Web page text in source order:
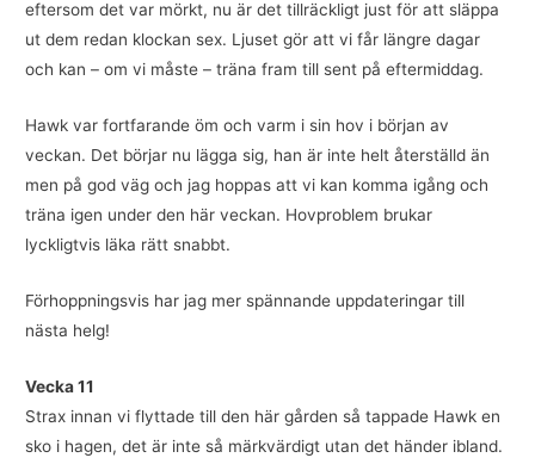
eftersom det var mörkt, nu är det tillräckligt just för att släppa
ut dem redan klockan sex. Ljuset gör att vi får längre dagar
och kan – om vi måste – träna fram till sent på eftermiddag.
Hawk var fortfarande öm och varm i sin hov i början av
veckan. Det börjar nu lägga sig, han är inte helt återställd än
men på god väg och jag hoppas att vi kan komma igång och
träna igen under den här veckan. Hovproblem brukar
lyckligtvis läka rätt snabbt.
Förhoppningsvis har jag mer spännande uppdateringar till
nästa helg!
Vecka 11
Strax innan vi flyttade till den här gården så tappade Hawk en
sko i hagen, det är inte så märkvärdigt utan det händer ibland.